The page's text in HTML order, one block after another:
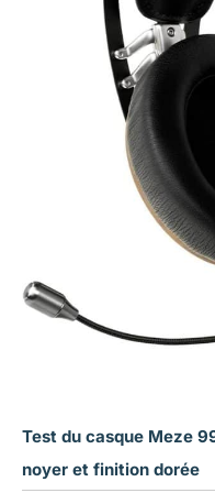
Test du casque Meze
noyer et finition dorée